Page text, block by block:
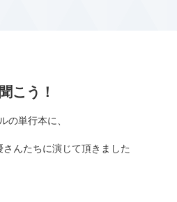
こう！
単行本に、
んたちに演じて頂きました